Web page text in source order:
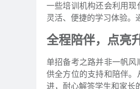
一些培训机构还会利用现
灵活、便捷的学习体验。
全程陪伴，点亮
单招备考之路并非一帆
供全方位的支持和陪伴
进，耐心解答学生和家长